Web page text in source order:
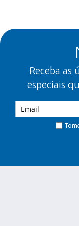
Receba as
especiais